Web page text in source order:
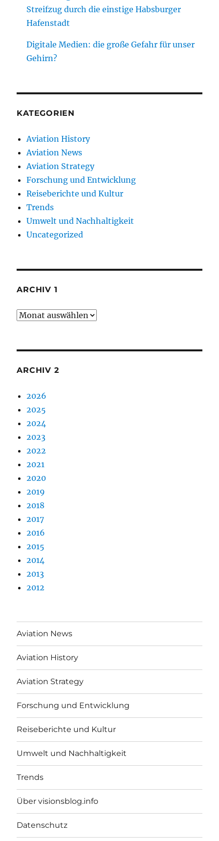
Streifzug durch die einstige Habsburger
Hafenstadt
Digitale Medien: die große Gefahr für unser
Gehirn?
KATEGORIEN
Aviation History
Aviation News
Aviation Strategy
Forschung und Entwicklung
Reiseberichte und Kultur
Trends
Umwelt und Nachhaltigkeit
Uncategorized
ARCHIV 1
Archiv
ARCHIV 2
2026
2025
2024
2023
2022
2021
2020
2019
2018
2017
2016
2015
2014
2013
2012
Aviation News
Aviation History
Aviation Strategy
Forschung und Entwicklung
Reiseberichte und Kultur
Umwelt und Nachhaltigkeit
Trends
Über visionsblog.info
Datenschutz